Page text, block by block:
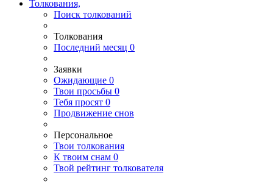
Толкования,
Поиск толкований
Толкования
Последний месяц 0
Заявки
Ожидающие 0
Твои просьбы 0
Тебя просят 0
Продвижение снов
Персональное
Твои толкования
К твоим снам 0
Твой рейтинг толкователя